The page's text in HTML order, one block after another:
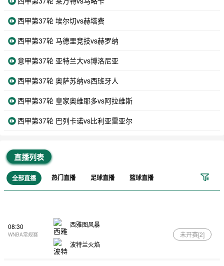
西甲第37轮 埃尔切vs赫塔费
西甲第37轮 马德里竞技vs赫罗纳
意甲第37轮 亚特兰大vs博洛尼亚
西甲第37轮 奥萨苏纳vs西班牙人
西甲第37轮 皇家奥维耶多vs阿拉维斯
西甲第37轮 巴列卡诺vs比利亚雷亚尔
直播列表
全部直播 热门直播 足球直播 篮球直播
08:30
WNBA常规赛
西雅图风暴
波特兰火焰
未开赛[2]